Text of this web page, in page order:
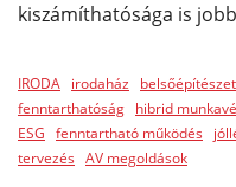
kiszámíthatósága is
IRODA irodaház belsőépítészet
fenntarthatóság hibrid
ESG fenntartható működés
tervezés AV megoldások